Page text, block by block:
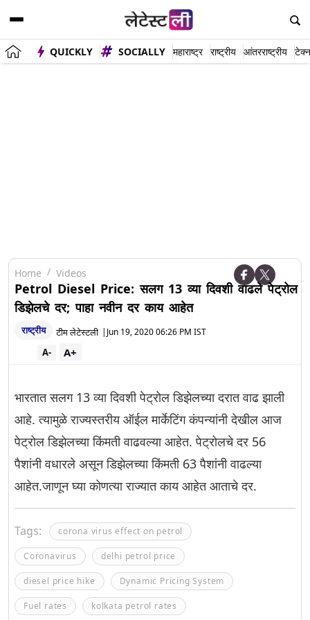
QUICKLY SOCIALLY महाराष्ट्र राष्ट्रीय आंतरराष्ट्रीय
Home Videos
Petrol Diesel Price: सलग 13 व्या दिवशी वाढले पेट्रोल
डिझेलचे दर; पाहा नवीन दर काय आहेत
राष्ट्रीय टीम लेटेस्टली | Jun 19, 2020 06:26 PM IST
A+
A-
भारतात सलग 13 व्या दिवशी पेट्रोल डिझेलच्या दरात वाढ झाली
आहे. त्यामुळे राज्यस्तरीय ऑईल मार्केटिंग कंपन्यांनी देखील आज
पेट्रोल डिझेलच्या किंमती वाढवल्या आहेत. पेट्रोलचे दर 56
पैशांनी वधारले असून डिझेलच्या किंमती 63 पैशांनी वाढल्या
आहेत.जाणून घ्या कोणत्या राज्यात काय आहेत आताचे दर.
Tags: corona virus effect on petrol
Coronavirus delhi petrol price
diesel price hike Dynamic Pricing System
Fuel rates kolkata petrol rates